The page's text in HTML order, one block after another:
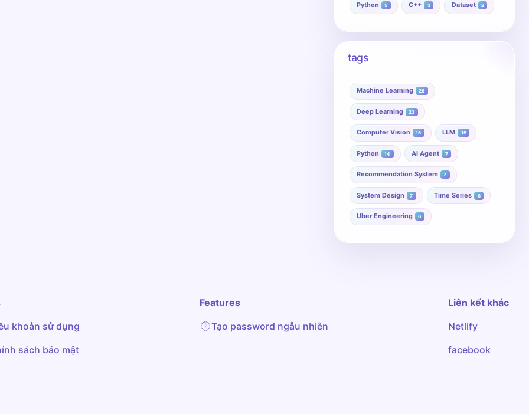
Python 5 C++ 3 Dataset 2
tags
Machine Learning 26
Deep Learning 23
Computer Vision 16 LLM 15
Python 14 AI Agent 7
Recommendation System 7
System Design 7 Time Series 6
Uber Engineering 6
khoản sử dụng
sách bảo mật
Features
Tạo password ngẫu nhiên
Liên kết khác
Netlify
facebook